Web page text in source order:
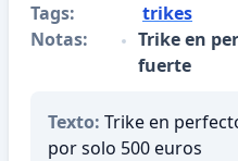
Tags:
trikes
Notas:
Trike en
fuerte
Texto: Trike en
por solo 500 euros